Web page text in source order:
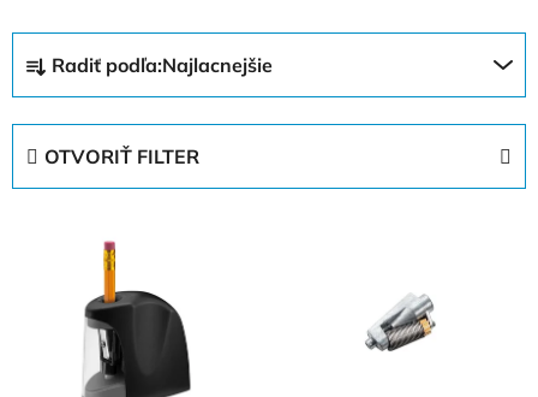
d
Radiť podľa:Najlacnejšie
OTVORIŤ FILTER